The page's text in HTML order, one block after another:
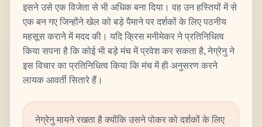
इसने उसे एक विजेता से भी अधिक बना दिया। वह उन हस्तियों में से
एक बन गए जिन्होंने खेल को बड़े पैमाने पर दर्शकों के लिए पठनीय
महसूस कराने में मदद की। यदि क्रिस मनीमेकर ने प्रतिनिधित्व
किया सपना है कि कोई भी बड़े मंच में प्रवेश कर सकता है, नेग्रेनु ने
इस विचार का प्रतिनिधित्व किया कि मंच में ही अनुसरण करने
लायक आवर्ती सितारे हैं।
नेग्रेनु मायने रखता है क्योंकि उसने पोकर को दर्शकों के लिए